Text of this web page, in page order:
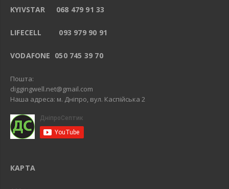
KYIVSTAR 068 479 91 33
LIFECELL 093 979 90 91
VODAFONE 050 745 39 70
Пошта:
diggingwell.net@gmail.com
Наша адреса: м. Дніпро, вул. Каспійська 2
КАРТА